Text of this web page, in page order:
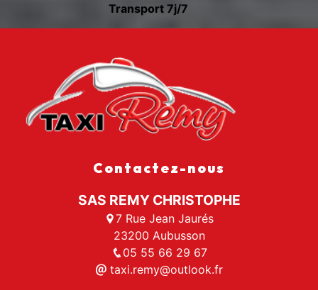
Transport 7j/7
Contactez-nous
SAS REMY CHRISTOPHE
7 Rue Jean Jaurés
23200 Aubusson
05 55 66 29 67
taxi.remy@outlook.fr